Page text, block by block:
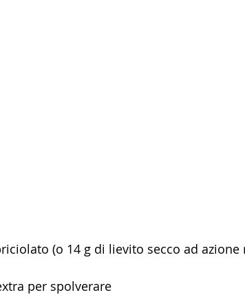
(o 14 g di lievito secco ad azione
per spolverare